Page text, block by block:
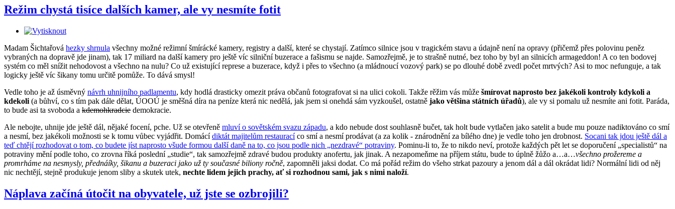
Režim chystá tisíce dalších kamer, ale vy nesmíte fotit
Madam Šichtařová hezky shrnula všechny možné režimní šmírácké kamery, registry a další, které se chystají. Zatímco silnice jsou v tragickém stavu a údajně není na opravy (přičemž přes polovinu peněz
vybraných na dopravě jde jinam), tak 17 miliard na další kamery pro ještě víc silniční buzerace a fašismu se najde. Samozřejmě, je to strašně nutné, bez toho by byl an silnicích armageddon! A co ten bodovej
systém co měl snížit nehodovost a všechno na nulu? Co už existující represe a buzerace, když i přes to všechno (a mládnoucí vozový park) se po dlouhé době zvedl počet mrtvých? Asi to moc nefunguje, a tak
logicky ještě víc šikany tomu určitě pomůže. To dává smysl!
Vedle toho je až úsměvný návrh uhnijního padlamentu, kdy hodlá drasticky omezit práva občanů fotografovat si na ulici cokoli. Takže rěžim vás může šmírovat naprosto bez jakékoli kontroly kdykoli a
kdekoli (a bůhví, co s tím pak dále dělat, ÚOOÚ je směšná díra na peníze která nic nedělá, jak jsem si onehdá sám vyzkoušel, ostatně jako většina státních úřadů), ale vy si pomalu už nesmíte ani fotit. Paráda,
to bude asi ta svoboda a kdemohkradcie demokracie.
Ale nebojte, uhnije jde ještě dál, nějaké focení, pche. Už se otevřeně mluví o sovětském svazu západu, a kdo nebude dost souhlasně bučet, tak holt bude vytlačen jako satelit a bude mu pouze nadiktováno co smí
a nesmí, bez jakékoli možnosti se k tomu vůbec vyjádřit. Domácídiktát majitelům restauracíco smí a nesmí prodávat (a za kolik - znárodnění za bílého dne) je vedle toho jen drobnost. Socani tak jdou ještě dál a
teď chtějí rozhodovat o tom, co budete jíst naprosto všude formou další daně na to, co jsou podle nich „nezdravé“ potraviny. Pominu-li to, že to nikdo neví, protože každých pět let se doporučení „specialistů“ na
potraviny mění podle toho, co zrovna říká poslední „studie“, tak samozřejmě zdravé budou produkty anofertu, jak jinak. A nezapomeňme na příjem státu, bude to úplně žůžo a…a…všechno prožereme a
promrháme na nesmysly, přednáíky, šikanu a buzeraci jako už ty současné biliony ročně, zapomněli jaksi dodat. Co má pořád režim do všeho strkat pazoury a jenom dál a dál okrádat lidi? Normální lidi od něj
nic nechtějí, stejně produkuje jenom sliby a skutek utek, nechte lidem jejich prachy, ať si rozhodnou sami, jak s nimi naloží.
Náplava začíná útočit na obyvatele, už jste se ozbrojili?